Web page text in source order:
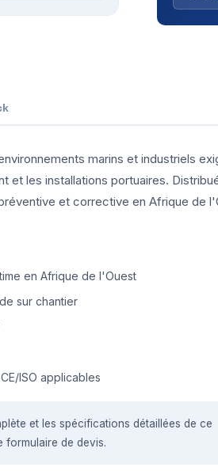
marins et industriels
et les installations portuaires.
et corrective en Afrique de
en Afrique de l'Ouest
sur chantier
ISO applicables
et les spécifications détaillées de ce
formulaire de devis.